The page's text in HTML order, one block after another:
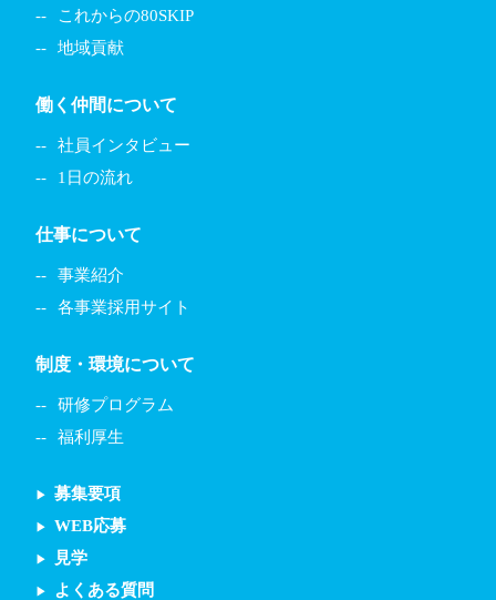
これからの80SKIP
地域貢献
働く仲間について
社員インタビュー
1日の流れ
仕事について
事業紹介
各事業採用サイト
制度・環境について
研修プログラム
福利厚生
募集要項
WEB応募
見学
よくある質問